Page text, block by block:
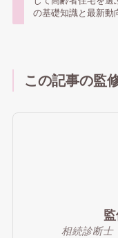
の基礎知識と最新動
この記事の監
相続診断士